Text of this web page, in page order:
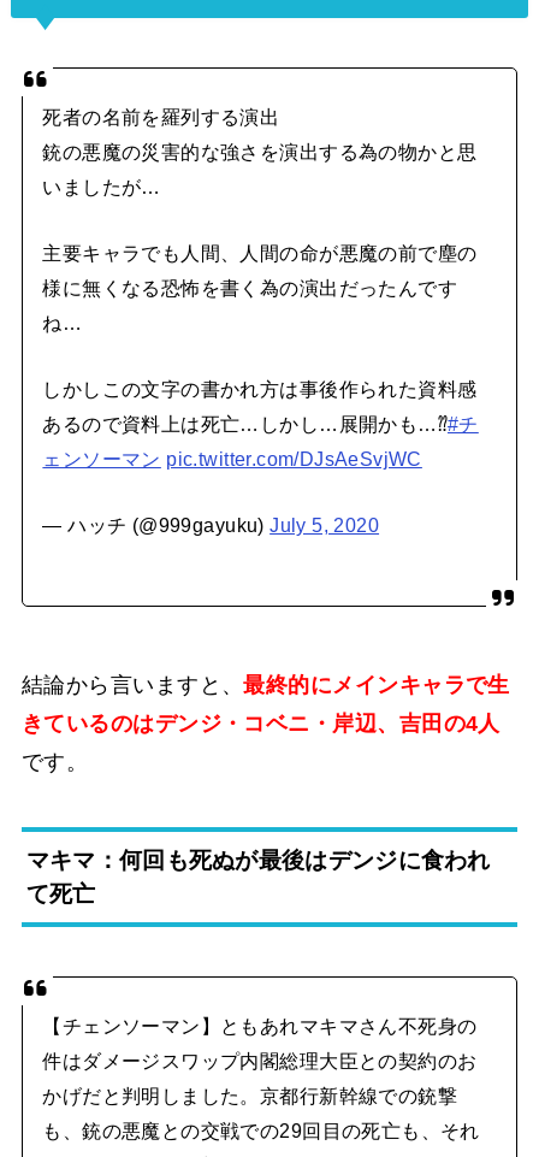
死者の名前を羅列する演出
銃の悪魔の災害的な強さを演出する為の物かと思
いましたが…
主要キャラでも人間、人間の命が悪魔の前で塵の
様に無くなる恐怖を書く為の演出だったんです
ね…
しかしこの文字の書かれ方は事後作られた資料感
あるので資料上は死亡…しかし…展開かも…⁇#チ
ェンソーマン pic.twitter.com/DJsAeSvjWC
— ハッチ (@999gayuku)July 5, 2020
結論から言いますと、最終的にメインキャラで生
きているのはデンジ・コベニ・岸辺、吉田の4人
です。
マキマ：何回も死ぬが最後はデンジに食われ
て死亡
【チェンソーマン】ともあれマキマさん不死身の
件はダメージスワップ内閣総理大臣との契約のお
かげだと判明しました。京都行新幹線での銃撃
も、銃の悪魔との交戦での29回目の死亡も、それ